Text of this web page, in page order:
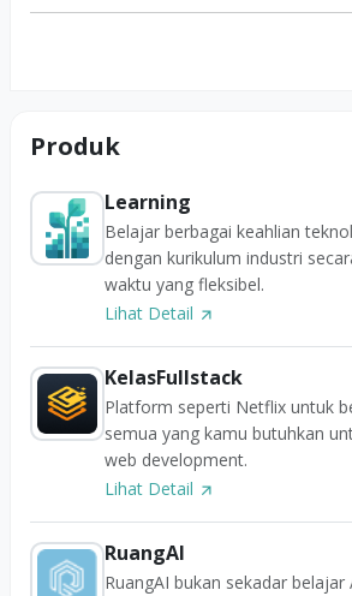
Produk
Learning
Belajar berbagai keahlian
dengan kurikulum industri
waktu yang fleksibel.
Lihat Detail
KelasFullstack
Platform seperti Netflix untuk
semua yang kamu butuhkan
web development.
Lihat Detail
RuangAI
RuangAI bukan sekadar